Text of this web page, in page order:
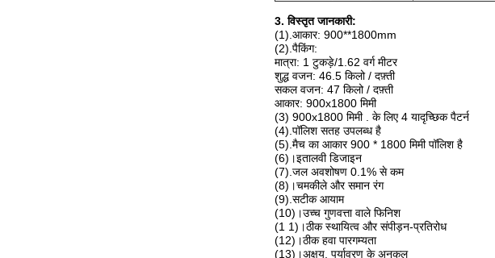
3. विस्तृत जानकारी:
(1).आकार: 900**1800mm
(2).पैकिंग:
मात्रा: 1 टुकड़े/1.62 वर्ग मीटर
शुद्ध वजन: 46.5 किलो / दफ़्ती
सकल वजन: 47 किलो / दफ़्ती
आकार: 900x1800 मिमी
(3) 900x1800 मिमी . के लिए 4 यादृच्छिक पैटर्न
(4).पॉलिश सतह उपलब्ध है
(5).मैच का आकार 900 * 1800 मिमी पॉलिश है
(6)।इतालवी डिजाइन
(7).जल अवशोषण 0.1% से कम
(8)।चमकीले और समान रंग
(9).सटीक आयाम
(10)।उच्च गुणवत्ता वाले फिनिश
(1 1)।ठीक स्थायित्व और संपीड़न-प्रतिरोध
(12)।ठीक हवा पारगम्यता
(13)।अक्षय, पर्यावरण के अनुकूल